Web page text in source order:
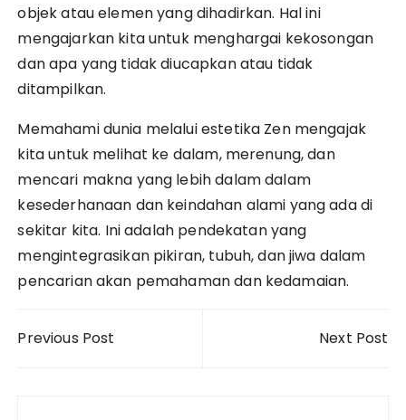
objek atau elemen yang dihadirkan. Hal ini
mengajarkan kita untuk menghargai kekosongan
dan apa yang tidak diucapkan atau tidak
ditampilkan.
Memahami dunia melalui estetika Zen mengajak
kita untuk melihat ke dalam, merenung, dan
mencari makna yang lebih dalam dalam
kesederhanaan dan keindahan alami yang ada di
sekitar kita. Ini adalah pendekatan yang
mengintegrasikan pikiran, tubuh, dan jiwa dalam
pencarian akan pemahaman dan kedamaian.
navigation
Previous Post Next Post